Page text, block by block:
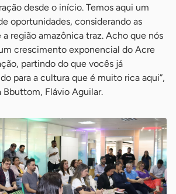
desde o início. Temos aqui um
oportunidades, considerando as
região amazônica traz. Acho que nós
crescimento exponencial do Acre
partindo do que vocês já
para a cultura que é muito rica aqui”,
Bbuttom, Flávio Aguilar.